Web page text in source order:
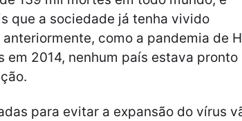
que a sociedade já tenha vivido
como a pandemia de
em 2014, nenhum país estava pronto
para evitar a expansão do vírus